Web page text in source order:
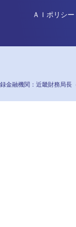
ＡＩポリシー
金融機関：近畿財務局長